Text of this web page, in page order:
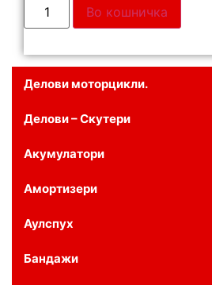
Делови моторцикли.
Делови – Скутери
Акумулатори
Амортизери
Аулспух
Бандажи
Во кошничка